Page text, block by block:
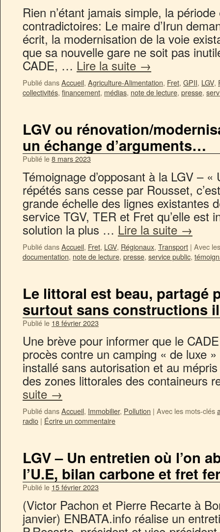
Rien n’étant jamais simple, la
contradictoires: Le maire d’Irun
écrit, la modernisation de la voie
que sa nouvelle gare ne soit pas
CADE, … Lire la suite →
Publié dansAccueil, Agriculture-Alimentation, Fret, GPII, LGV,
collectivités, financement, médias, note de lecture, presse,
LGV ou rénovation/
un échange d’arguments…
Publié le8 mars 2023
Témoignage d’opposant à la LGV –
répétés sans cesse par Rousset,
grande échelle des lignes existantes
service TGV, TER et Fret qu’elle est
solution la plus … Lire la suite →
Publié dansAccueil, Fret, LGV, Régionaux, Transport | Avec
documentation, note de lecture, presse, service public,
Le littoral est beau, partagé
surtout sans constructions
Publié le 18 février 2023
Une brève pour informer que le
procès contre un camping « de luxe
installé sans autorisation et au
des zones littorales des containeurs
suite →
Publié dansAccueil, Immobilier, Pollution | Avec les mots-clés
radio | Écrire un commentaire
LGV – Un entretien où l’on
l’U.E, bilan carbone et fret
Publié le 15 février 2023
(Victor Pachon et Pierre Recarte à
janvier) ENBATA.info réalise un